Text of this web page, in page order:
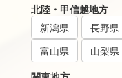
北陸・甲信越地方
新潟県
長野県
富山県
山梨県